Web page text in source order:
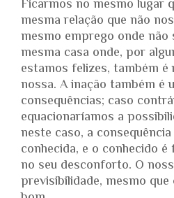
Ficarmos no mesmo lugar
mesma relação que não
mesmo emprego onde
mesma casa onde, por
estamos felizes, também é
nossa. A inação também é
consequências; caso
equacionaríamos a
neste caso, a
conhecida, e o conhecido
no seu desconforto. O
previsibilidade, mesmo